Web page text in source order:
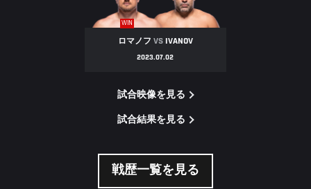
WIN
ロマノフ VSIVANOV
2023.07.02
試合映像を見る
試合結果を見る
戦歴一覧を見る